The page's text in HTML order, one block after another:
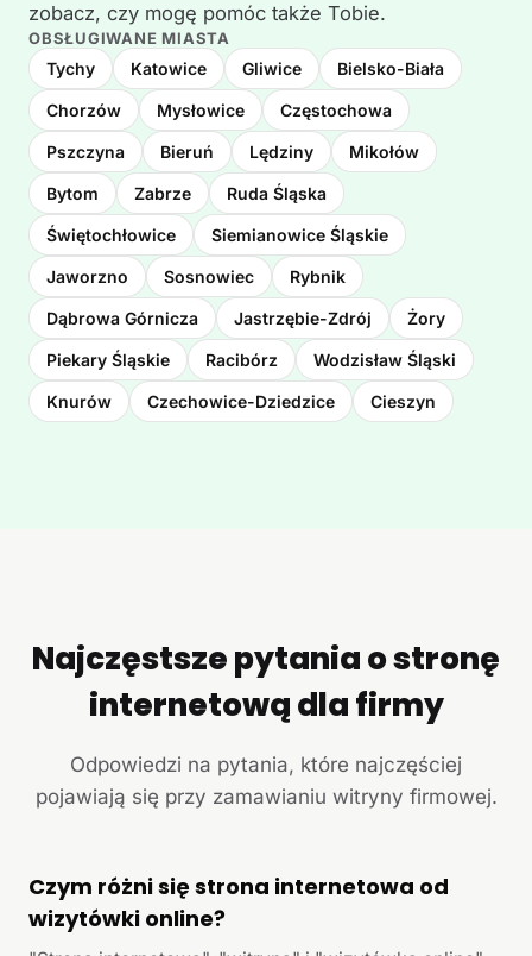
zobacz, czy mogę pomóc także Tobie.
OBSŁUGIWANE MIASTA
Tychy Katowice Gliwice Bielsko-Biała
Chorzów Mysłowice Częstochowa
Pszczyna Bieruń Lędziny Mikołów
Bytom Zabrze Ruda Śląska
Świętochłowice Siemianowice Śląskie
Jaworzno Sosnowiec Rybnik
Dąbrowa Górnicza Jastrzębie-Zdrój Żory
Piekary Śląskie Racibórz Wodzisław Śląski
Knurów Czechowice-Dziedzice Cieszyn
Najczęstsze pytania o stronę
internetową dla firmy
Odpowiedzi na pytania, które najczęściej
pojawiają się przy zamawianiu witryny firmowej.
Czym różni się strona internetowa od
wizytówki online?